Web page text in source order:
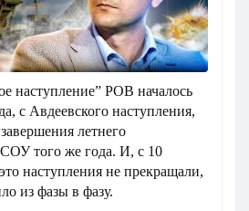
наступление” РОВ началось
с Авдеевского наступления,
летнего
того же года. И, с 10
наступления не прекращали,
из фазы в фазу.